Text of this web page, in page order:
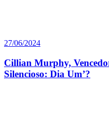
27/06/2024
Cillian Murphy,
Silencioso: Dia Um’?